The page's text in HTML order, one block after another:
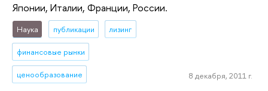
Японии, Италии, Франции, России.
Наука публикации лизинг
финансовые рынки
ценообразование 8 декабря, 2011 г.